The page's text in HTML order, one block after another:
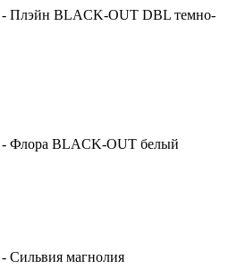
Плэйн BLACK-OUT DBL темно-
Флора BLACK-OUT белый
магнолия